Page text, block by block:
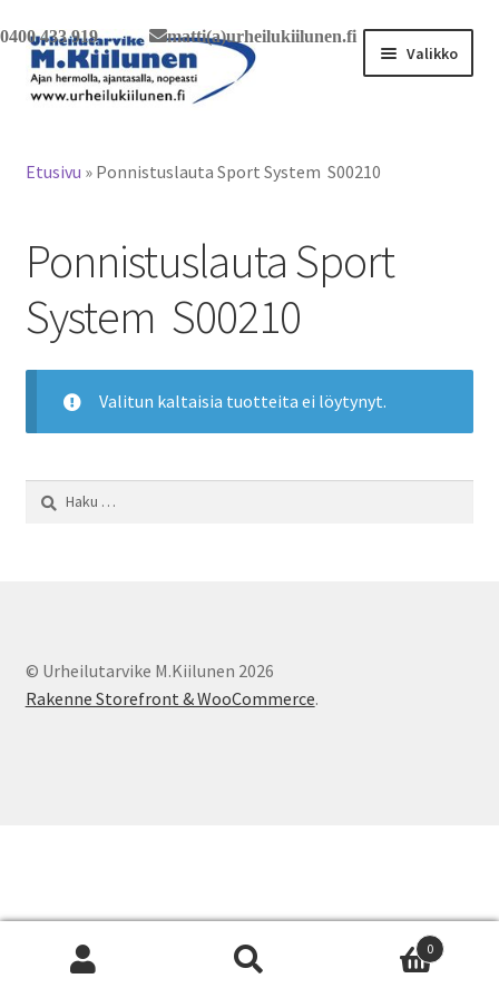
0400 433 919 matti(a)urheilukiilunen.fi
Siirry
navigointiin
Siirry
sisältöön
Valikko
Yhteystiedot
Etusivu » Ponnistuslauta Sport System S00210
Ponnistuslauta Sport
System S00210
Valitun kaltaisia tuotteita ei löytynyt.
Haku:
© Urheilutarvike M.Kiilunen 2026
Rakenne Storefront & WooCommerce.
0